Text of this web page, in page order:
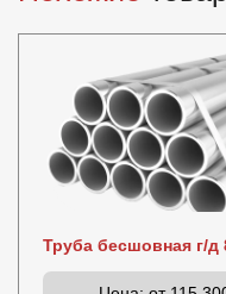
Труба бесшовная г/д